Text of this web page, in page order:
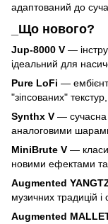
адаптований до
_Що нового?
Jup-8000 V —
ідеальний для
Pure LoFi —
"зіпсованих"
Synthx V — сучасна
аналоговими
MiniBrute V —
новими ефектами
Augmented
музичних традицій і
Augmented